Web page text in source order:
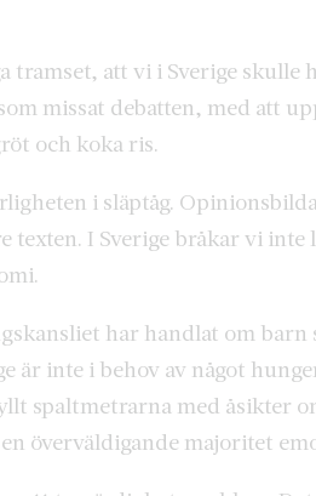
tramset, att vi i Sverige skulle
missat debatten, med att
och koka ris.
i släptåg.
I Sverige bråkar vi inte
har handlat om barn
är inte i behov av något
spaltmetrarna med åsikter
överväldigande majoritet